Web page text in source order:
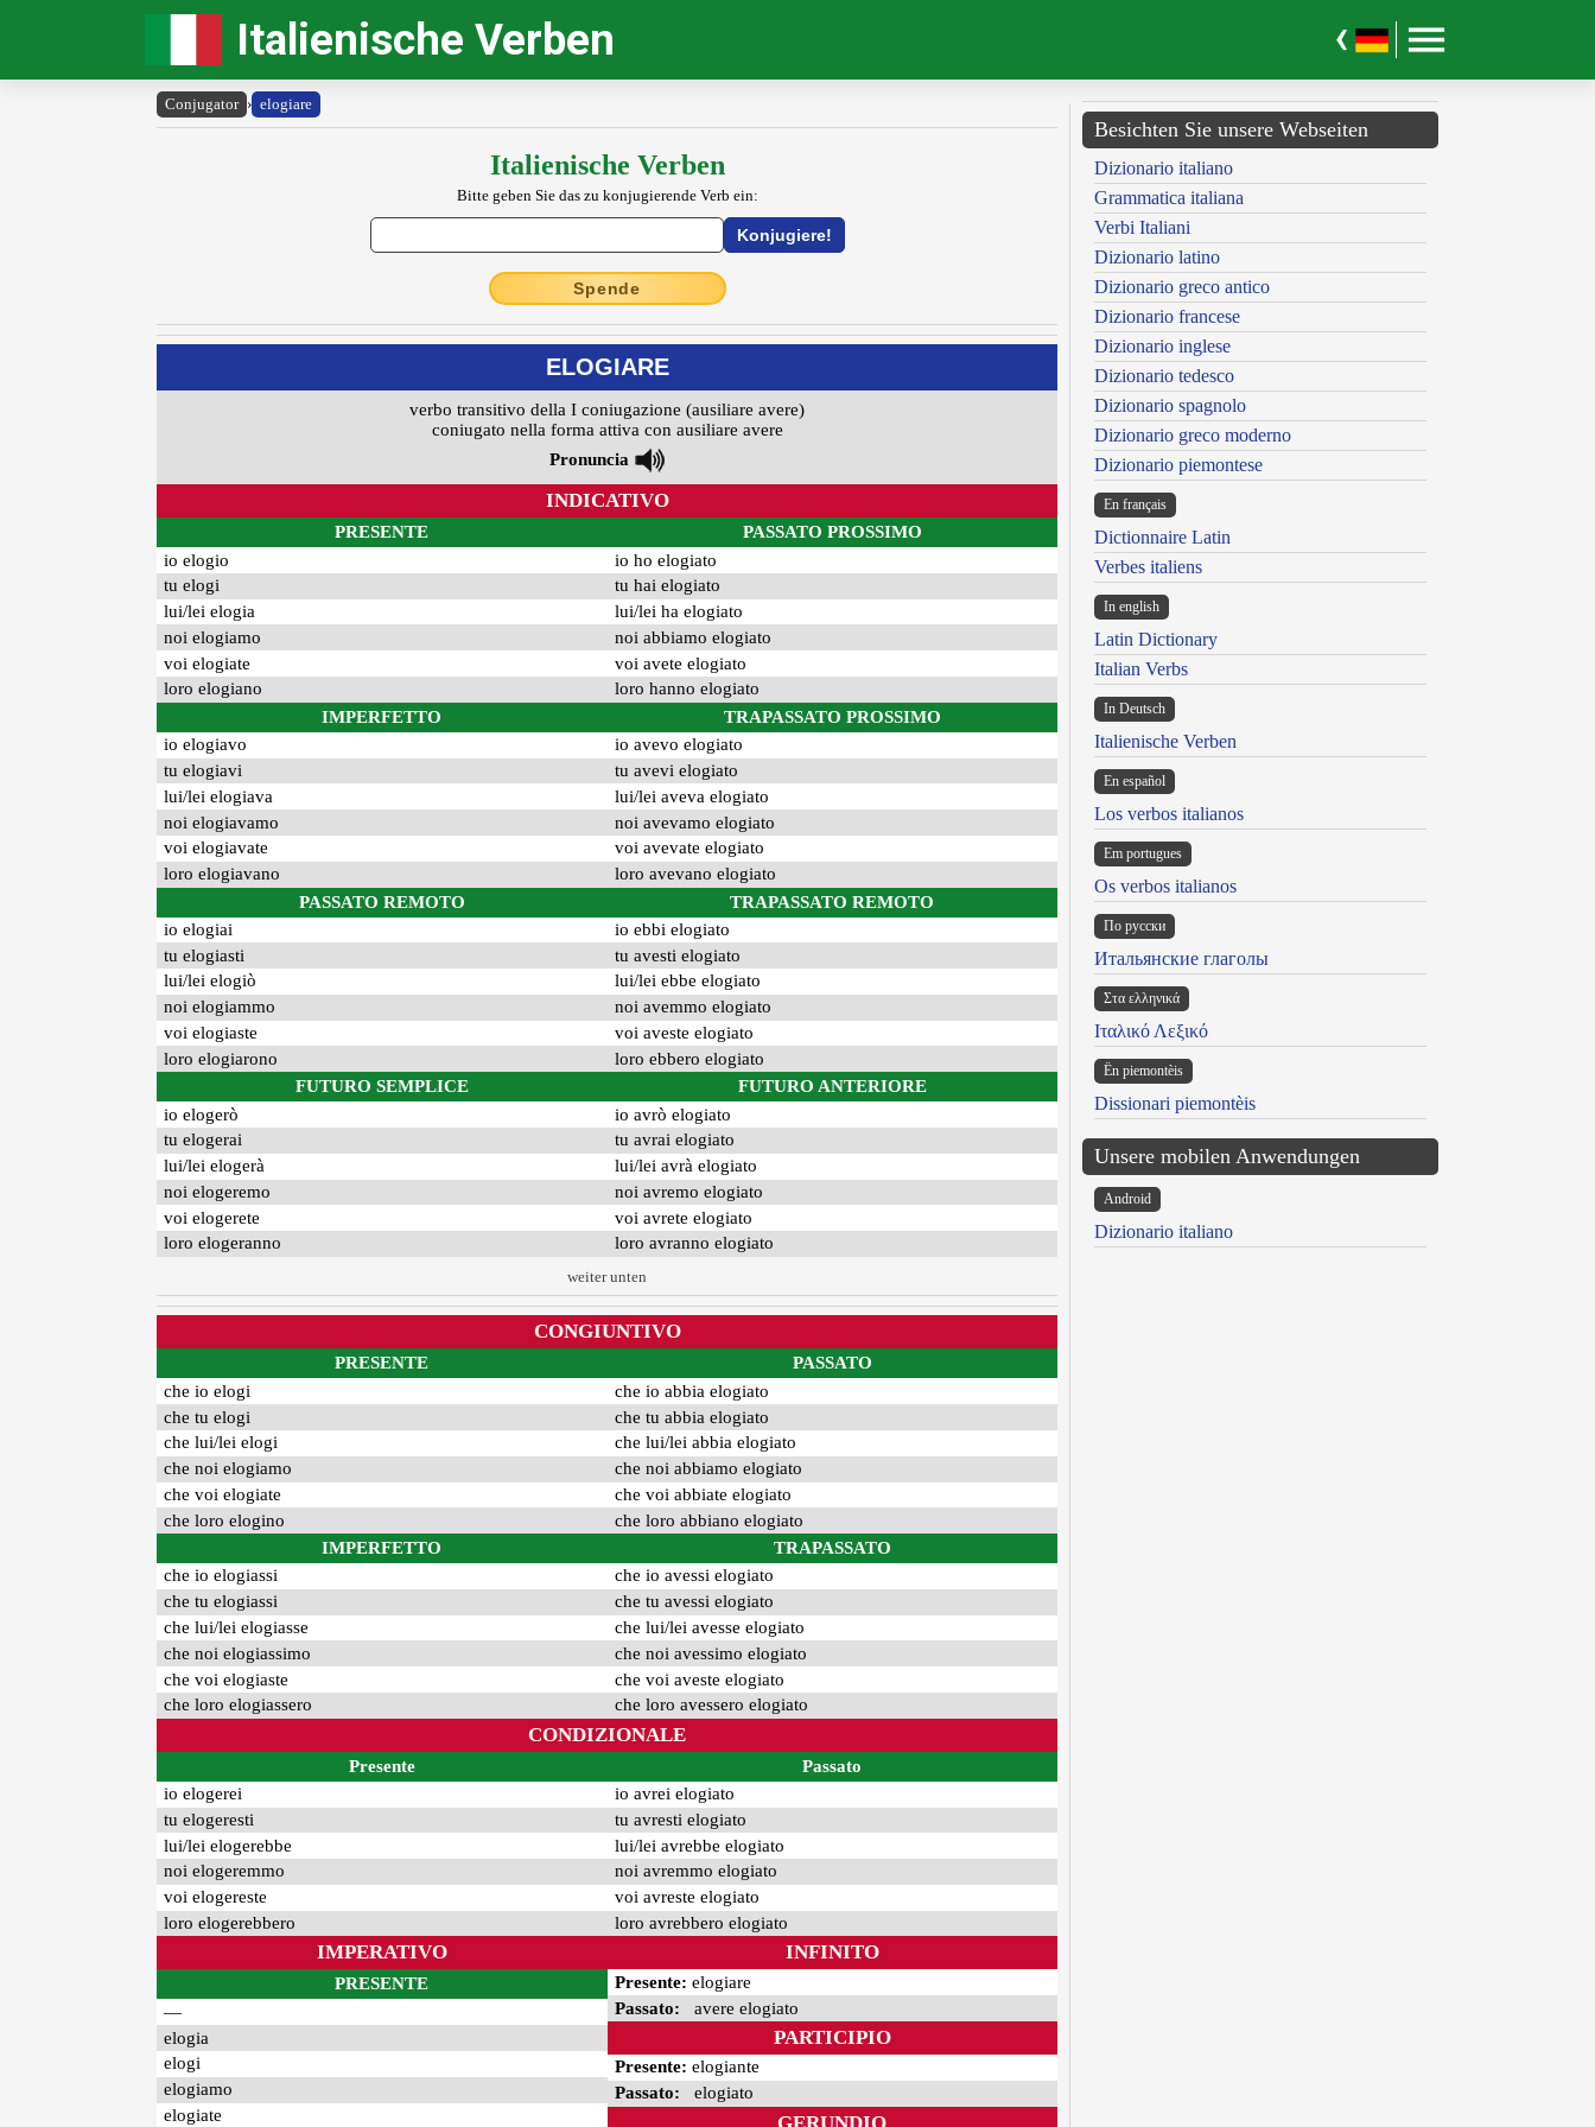
Italienische Verben
Conjugator › elogiare
Italienische Verben
Bitte geben Sie das zu konjugierende Verb ein:
Spende
ELOGIARE
verbo transitivo della I coniugazione (ausiliare avere)
coniugato nella forma attiva con ausiliare avere
Pronuncia
INDICATIVO
PRESENTE
io elogio
tu elogi
lui/lei elogia
noi elogiamo
voi elogiate
loro elogiano
IMPERFETTO
io elogiavo
tu elogiavi
lui/lei elogiava
noi elogiavamo
voi elogiavate
loro elogiavano
PASSATO REMOTO
io elogiai
tu elogiasti
lui/lei elogiò
noi elogiammo
voi elogiaste
loro elogiarono
FUTURO SEMPLICE
io elogerò
tu elogerai
lui/lei elogerà
noi elogeremo
voi elogerete
loro elogeranno
PASSATO PROSSIMO
io ho elogiato
tu hai elogiato
lui/lei ha elogiato
noi abbiamo elogiato
voi avete elogiato
loro hanno elogiato
TRAPASSATO PROSSIMO
io avevo elogiato
tu avevi elogiato
lui/lei aveva elogiato
noi avevamo elogiato
voi avevate elogiato
loro avevano elogiato
TRAPASSATO REMOTO
io ebbi elogiato
tu avesti elogiato
lui/lei ebbe elogiato
noi avemmo elogiato
voi aveste elogiato
loro ebbero elogiato
FUTURO ANTERIORE
io avrò elogiato
tu avrai elogiato
lui/lei avrà elogiato
noi avremo elogiato
voi avrete elogiato
loro avranno elogiato
weiter unten
CONGIUNTIVO
PRESENTE
che io elogi
che tu elogi
che lui/lei elogi
che noi elogiamo
che voi elogiate
che loro elogino
IMPERFETTO
che io elogiassi
che tu elogiassi
che lui/lei elogiasse
che noi elogiassimo
che voi elogiaste
che loro elogiassero
PASSATO
che io abbia elogiato
che tu abbia elogiato
che lui/lei abbia elogiato
che noi abbiamo elogiato
che voi abbiate elogiato
che loro abbiano elogiato
TRAPASSATO
che io avessi elogiato
che tu avessi elogiato
che lui/lei avesse elogiato
che noi avessimo elogiato
che voi aveste elogiato
che loro avessero elogiato
CONDIZIONALE
Presente
io elogerei
tu elogeresti
lui/lei elogerebbe
noi elogeremmo
voi elogereste
loro elogerebbero
Passato
io avrei elogiato
tu avresti elogiato
lui/lei avrebbe elogiato
noi avremmo elogiato
voi avreste elogiato
loro avrebbero elogiato
IMPERATIVO
PRESENTE
—
elogia
elogi
elogiamo
elogiate
INFINITO
Presente: elogiare
Passato: avere elogiato
PARTICIPIO
Presente: elogiante
Passato: elogiato
GERUNDIO
Besichten Sie unsere Webseiten
Dizionario italiano
Grammatica italiana
Verbi Italiani
Dizionario latino
Dizionario greco antico
Dizionario francese
Dizionario inglese
Dizionario tedesco
Dizionario spagnolo
Dizionario greco moderno
Dizionario piemontese
En français
Dictionnaire Latin
Verbes italiens
In english
Latin Dictionary
Italian Verbs
In Deutsch
Italienische Verben
En español
Los verbos italianos
Em portugues
Os verbos italianos
По русски
Итальянские глаголы
Στα ελληνικά
Ιταλικό Λεξικό
Ën piemontèis
Dissionari piemontèis
Unsere mobilen Anwendungen
Android
Dizionario italiano